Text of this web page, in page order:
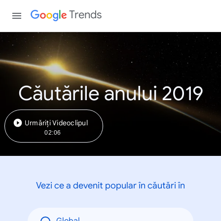
Trends
Căutările anului 2019
Urmăriți Videoclipul
02:06
Vezi ce a devenit popular în căutări în